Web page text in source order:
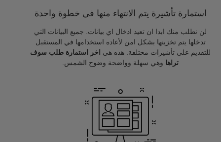
استمارة تأشيرة يتم الانتهاء منها في خطوة واحدة
لن نطلب منك ابدا ان تعيد ادخال اي بيانات. جميع البيانات التي
تدخلها يتم تخزينها بشكل امن لأعاده استخدامها في المستقبل
للتقديم على تأشيرات مختلفة. هذه هي
اخر استمارة طلب سوف
تراها وهي سهلة وواضحة وضوح الشمس.